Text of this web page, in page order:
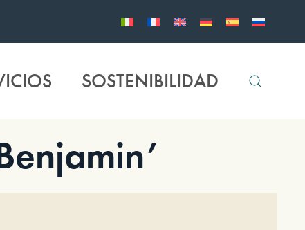
SOSTENIBILIDAD